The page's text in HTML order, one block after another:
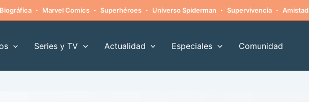
Biográfica · Marvel Comics · Superhéroes · Universo Spiderman · Supervivencia · Amistad
Series y TV Actualidad Especiales Comunidad